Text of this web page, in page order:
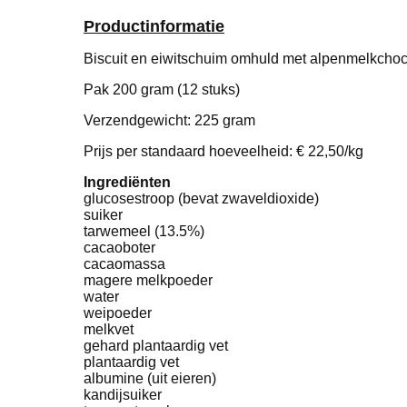
Productinformatie
Biscuit en eiwitschuim omhuld met
Pak 200 gram (12 stuks)
Verzendgewicht: 225 gram
Prijs per standaard hoeveelheid: € 22,50/kg
Ingrediënten
glucosestroop (bevat zwaveldioxide)
suiker
tarwemeel (13.5%)
cacaoboter
cacaomassa
magere melkpoeder
water
weipoeder
melkvet
gehard plantaardig vet
plantaardig vet
albumine (uit eieren)
kandijsuiker